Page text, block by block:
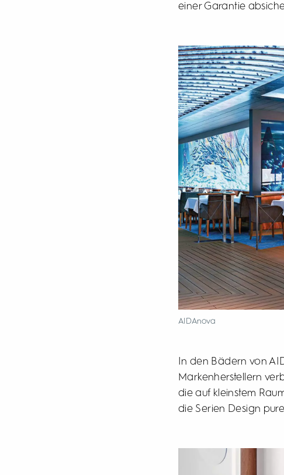
einer Garantie
AIDAnova
In den Bädern von
Markenherstellern
die auf kleinstem
die Serien Design